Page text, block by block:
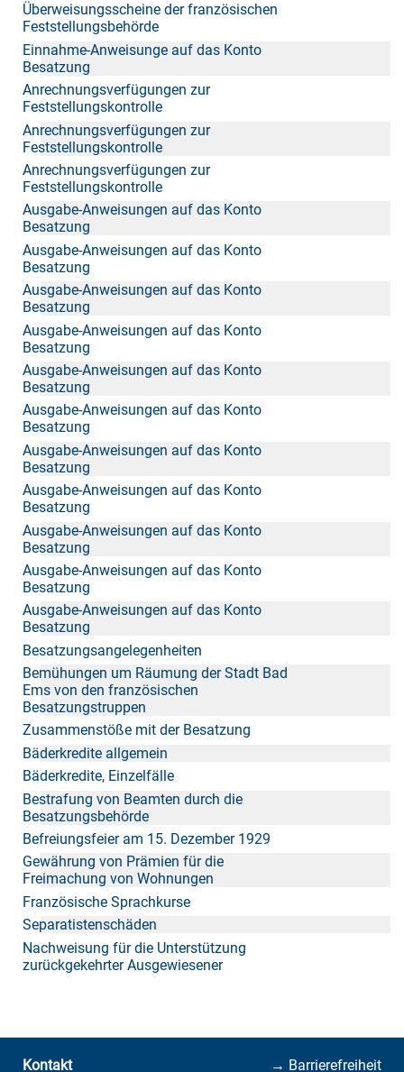
Überweisungsscheine der französischen
Feststellungsbehörde
Einnahme-Anweisunge auf das Konto
Besatzung
Anrechnungsverfügungen zur
Feststellungskontrolle
Anrechnungsverfügungen zur
Feststellungskontrolle
Anrechnungsverfügungen zur
Feststellungskontrolle
Ausgabe-Anweisungen auf das Konto
Besatzung
Ausgabe-Anweisungen auf das Konto
Besatzung
Ausgabe-Anweisungen auf das Konto
Besatzung
Ausgabe-Anweisungen auf das Konto
Besatzung
Ausgabe-Anweisungen auf das Konto
Besatzung
Ausgabe-Anweisungen auf das Konto
Besatzung
Ausgabe-Anweisungen auf das Konto
Besatzung
Ausgabe-Anweisungen auf das Konto
Besatzung
Ausgabe-Anweisungen auf das Konto
Besatzung
Ausgabe-Anweisungen auf das Konto
Besatzung
Ausgabe-Anweisungen auf das Konto
Besatzung
Besatzungsangelegenheiten
Bemühungen um Räumung der Stadt Bad
Ems von den französischen
Besatzungstruppen
Zusammenstöße mit der Besatzung
Bäderkredite allgemein
Bäderkredite, Einzelfälle
Bestrafung von Beamten durch die
Besatzungsbehörde
Befreiungsfeier am 15. Dezember 1929
Gewährung von Prämien für die
Freimachung von Wohnungen
Französische Sprachkurse
Separatistenschäden
Nachweisung für die Unterstützung
zurückgekehrter Ausgewiesener
→ Barrierefreiheit
Kontakt